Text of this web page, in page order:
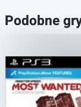
Podobne